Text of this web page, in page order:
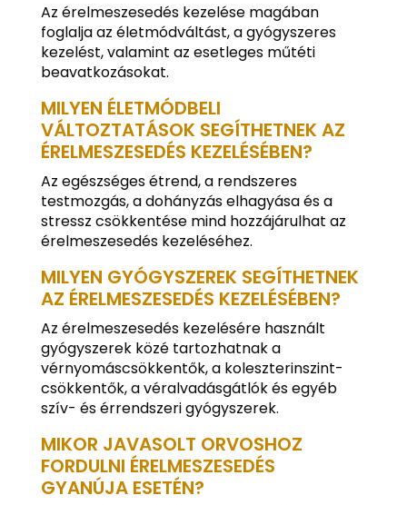
Az érelmeszesedés kezelése magában
foglalja az életmódváltást, a gyógyszeres
kezelést, valamint az esetleges műtéti
beavatkozásokat.
MILYEN ÉLETMÓDBELI
VÁLTOZTATÁSOK SEGÍTHETNEK AZ
ÉRELMESZESEDÉS KEZELÉSÉBEN?
Az egészséges étrend, a rendszeres
testmozgás, a dohányzás elhagyása és a
stressz csökkentése mind hozzájárulhat az
érelmeszesedés kezeléséhez.
MILYEN GYÓGYSZEREK SEGÍTHETNEK
AZ ÉRELMESZESEDÉS KEZELÉSÉBEN?
Az érelmeszesedés kezelésére használt
gyógyszerek közé tartozhatnak a
vérnyomáscsökkentők, a koleszterinszint-
csökkentők, a véralvadásgátlók és egyéb
szív- és érrendszeri gyógyszerek.
MIKOR JAVASOLT ORVOSHOZ
FORDULNI ÉRELMESZESEDÉS
GYANÚJA ESETÉN?